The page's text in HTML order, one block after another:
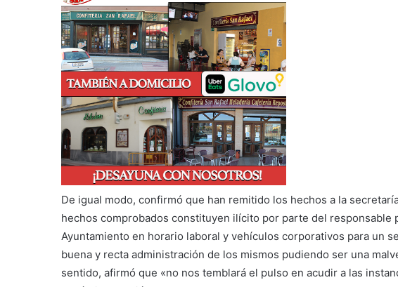
De igual modo, confirmó que han remitido los hechos a la
hechos comprobados constituyen ilícito por parte del responsable
Ayuntamiento en horario laboral y vehículos corporativos para un
buena y recta administración de los mismos pudiendo ser una
sentido, afirmó que «no nos temblará el pulso en acudir a las